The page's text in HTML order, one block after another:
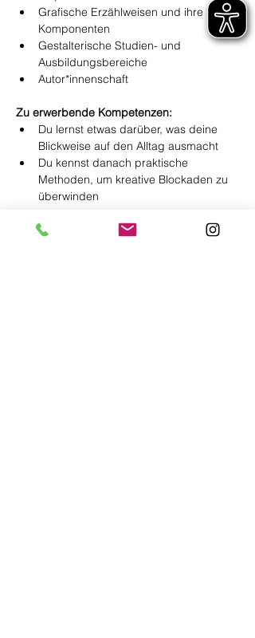
Grafische Erzählweisen und ihre
Komponenten
Gestalterische Studien- und
Ausbildungsbereiche
Autor*innenschaft
Zu erwerbende Kompetenzen:
Du lernst etwas darüber, was deine
Blickweise auf den Alltag ausmacht
Du kennst danach praktische
Methoden, um kreative Blockaden zu
überwinden
Referent*in: